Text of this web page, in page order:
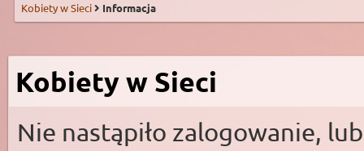
Kobiety w Sieci Informacja
Kobiety w Sieci
Nie nastąpiło zalogowanie,